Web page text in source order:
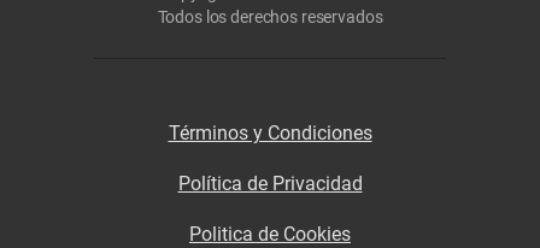
Todos los derechos reservados
Términos y Condiciones
Política de Privacidad
Politica de Cookies